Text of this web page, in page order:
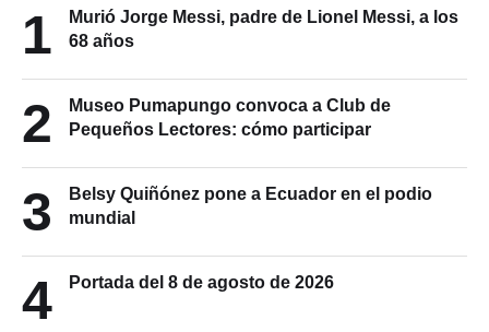
1
Murió Jorge Messi, padre de Lionel Messi, a los
68 años
2
Museo Pumapungo convoca a Club de
Pequeños Lectores: cómo participar
3
Belsy Quiñónez pone a Ecuador en el podio
mundial
4 Portada del 8 de agosto de 2026